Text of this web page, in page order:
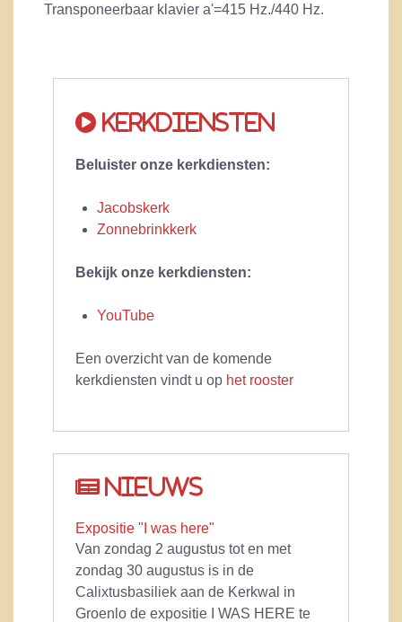
Transponeerbaar klavier a'=415 Hz./440 Hz.
Kerkdiensten
Beluister onze kerkdiensten:
Jacobskerk
Zonnebrinkkerk
Bekijk onze kerkdiensten:
YouTube
Een overzicht van de komende
kerkdiensten vindt u op het rooster
Nieuws
Expositie "I was here"
Van zondag 2 augustus tot en met
zondag 30 augustus is in de
Calixtusbasiliek aan de Kerkwal in
Groenlo de expositie I WAS HERE te